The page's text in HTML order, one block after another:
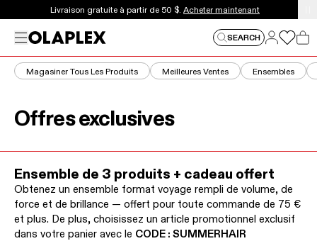
Ceci est un carrousel d'annonces à rotation
Livraison gratuite à partir de 50 $. Acheter maintenant
Menu SEARCH SeSe
Magasiner Tous Les Produits Meilleures Ventes Ensembles
Offres exclusives
Ensemble de 3 produits + cadeau offert
Obtenez un ensemble format voyage rempli de volume, de
force et de brillance — offert pour toute commande de 75 €
et plus. De plus, choisissez un article promotionnel exclusif
dans votre panier avec le CODE : SUMMERHAIR